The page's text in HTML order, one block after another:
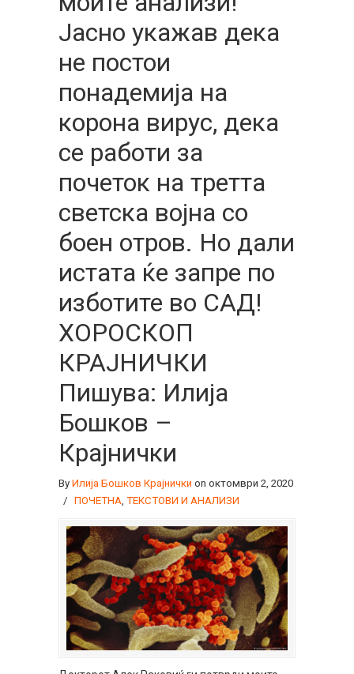
Јасно укажав дека
не постои
понадемија на
корона вирус, дека
се работи за
почеток на третта
светска војна со
боен отров. Но дали
истата ќе запре по
изботите во САД!
ХОРОСКОП
КРАЈНИЧКИ
Пишува: Илија
Бошков –
Крајнички
By Илија Бошков Крајнички on октомври 2, 2020
/ ПОЧЕТНА ТЕКСТОВИ И АНАЛИЗИ